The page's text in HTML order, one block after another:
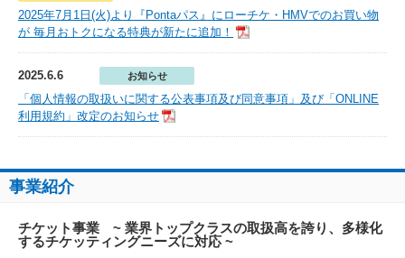
2025年7月1日(火)より『Pontaパス』にローチケ・HMVでのお買い物
が 毎月おトクになる特典が新たに追加！
2025.6.6 お知らせ
「個人情報の取扱いに関する公表事項及び同意事項」及び「ONLINE
利用規約」改定のお知らせ
事業紹介
チケット事業 ~ 業界トップクラスの取扱高を誇り、多様化
するチケッティングニーズに対応 ~